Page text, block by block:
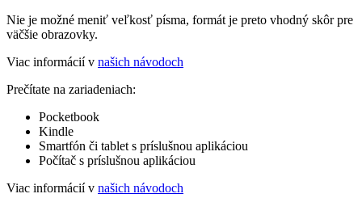
Nie je možné meniť veľkosť písma, formát je preto vhodný skôr pre
väčšie obrazovky.
Viac informácií v našich návodoch
Prečítate na zariadeniach:
Pocketbook
Kindle
Smartfón či tablet s príslušnou aplikáciou
Počítač s príslušnou aplikáciou
Viac informácií v našich návodoch